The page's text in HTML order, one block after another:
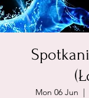
Mon 06 Jun
  |